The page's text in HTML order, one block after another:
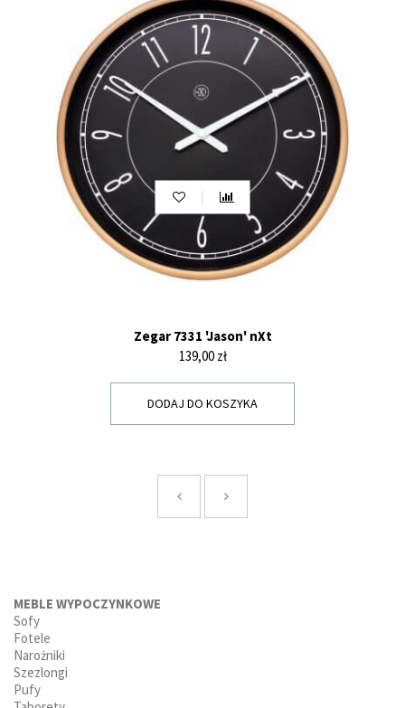
Zegar 7331 'Jason' nXt
Cena
139,00 zł
DODAJ DO KOSZYKA
MEBLE WYPOCZYNKOWE
Sofy
Fotele
Narożniki
Szezlongi
Pufy